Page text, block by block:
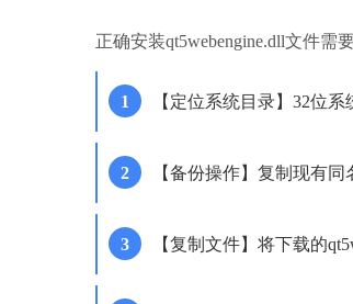
正确安装qt5webengine.dll文件需
【定位系统目录】32位系
【备份操作】复制现有
【复制文件】将下载的